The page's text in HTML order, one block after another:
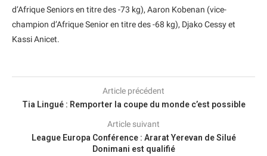
d’Afrique Seniors en titre des -73 kg), Aaron Kobenan (vice-
champion d’Afrique Senior en titre des -68 kg), Djako Cessy et
Kassi Anicet.
Article précédent
Tia Lingué : Remporter la coupe du monde c’est possible
Article suivant
League Europa Conférence : Ararat Yerevan de Silué
Donimani est qualifié